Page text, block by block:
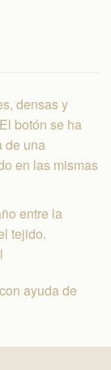
densas y
botón se ha
de una
en las mismas
entre la
tejido.
ayuda de